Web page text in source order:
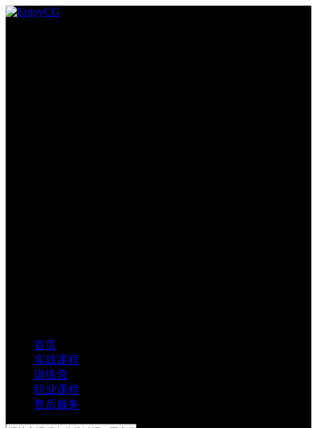
首页
实战课程
训练营
职业课程
售后服务